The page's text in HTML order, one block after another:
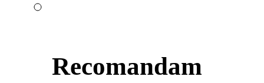
Recomandam